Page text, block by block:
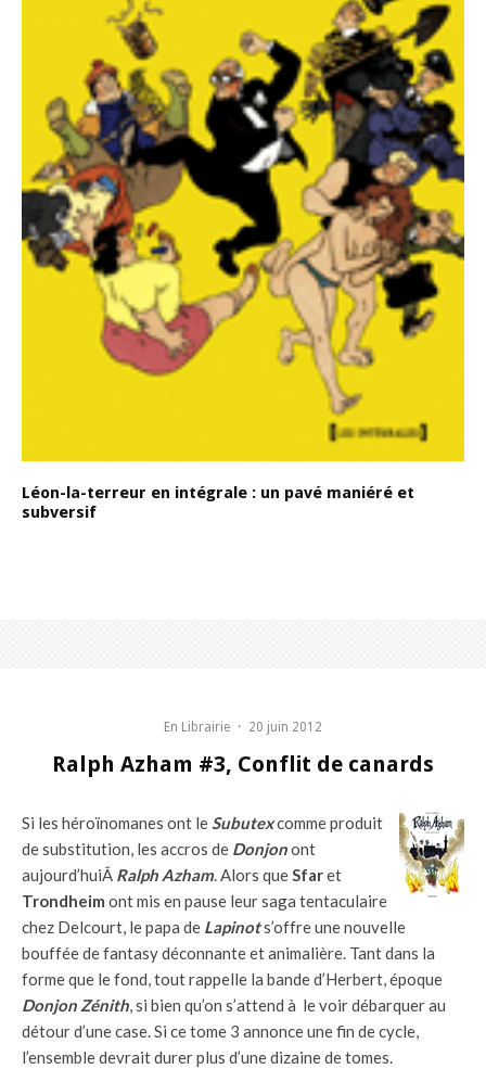
Léon-la-terreur en intégrale : un pavé maniéré et
subversif
En Librairie · 20 juin 2012
Ralph Azham #3, Conflit de canards
Si les héroïnomanes ont leSubutexcomme produit
de substitution, les accros de Donjonont
aujourd’huiÂ Ralph Azham. Alors queSfaret
Trondheim ont mis en pause leur saga tentaculaire
chez Delcourt, le papa de Lapinots’offre une nouvelle
bouffée de fantasy déconnante et animalière. Tant dans la
forme que le fond, tout rappelle la bande d’Herbert, époque
Donjon Zénith, si bien qu’on s’attend à le voir débarquer au
détour d’une case. Si ce tome 3 annonce une fin de cycle,
l’ensemble devrait durer plus d’une dizaine de tomes.